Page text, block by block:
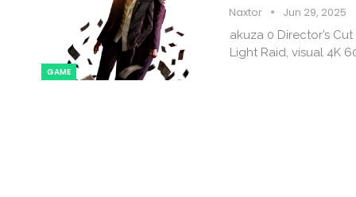
GAME
Naxtor Jun 29, 2025
akuza 0 Director’s
Light Raid, visual 4K